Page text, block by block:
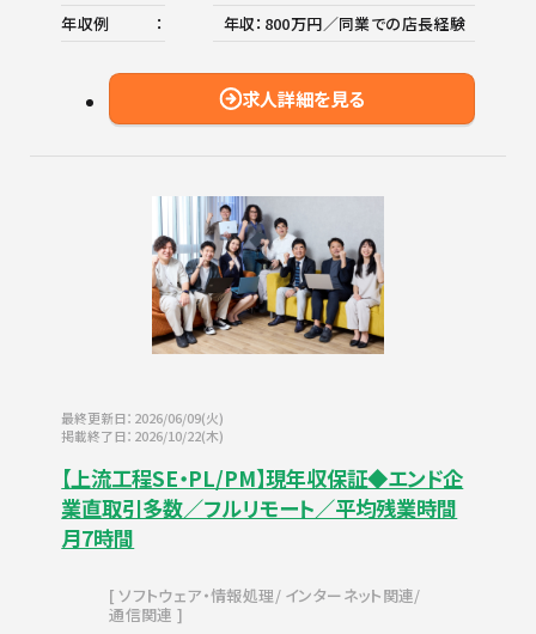
年収例
年収：800万円／同業での店長経験
求人詳細を見る
最終更新日：2026/06/09(火)
掲載終了日：2026/10/22(木)
【上流工程SE・PL/PM】現年収保証◆エンド企
業直取引多数／フルリモート／平均残業時間
月7時間
ソフトウェア・情報処理 インターネット関連
通信関連